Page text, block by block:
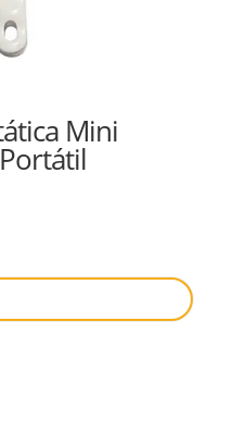
Mini